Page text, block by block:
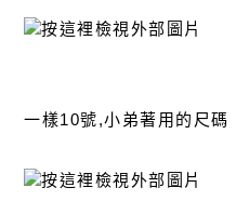
一樣10號,小弟著用的尺碼